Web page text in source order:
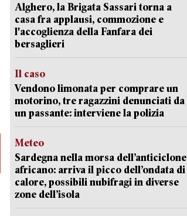
Alghero, la Brigata Sassari torna a
casa fra applausi, commozione e
l'accoglienza della Fanfara dei
bersaglieri
Il caso
Vendono limonata per comprare un
motorino, tre ragazzini denunciati da
un passante: interviene la polizia
Meteo
Sardegna nella morsa dell’anticiclone
africano: arriva il picco dell’ondata di
calore, possibili nubifragi in diverse
zone dell’isola